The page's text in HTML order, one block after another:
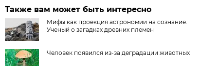
Также вам может быть интересно
Мифы как проекция астрономии на сознание.
Ученый о загадках древних племен
Человек появился из-за деградации животных